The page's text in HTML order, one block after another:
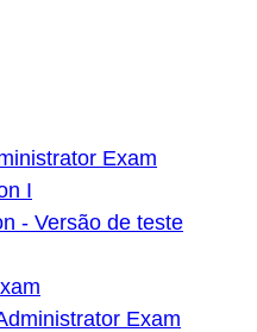
Exam
I
- Versão de teste
Exam